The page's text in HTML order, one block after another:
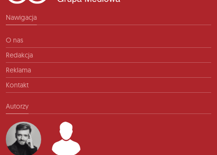
Nawigacja
O nas
Redakcja
Reklama
Kontakt
Autorzy